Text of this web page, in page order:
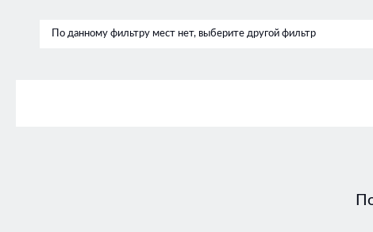
По данному фильтру мест нет, выберите другой фильтр